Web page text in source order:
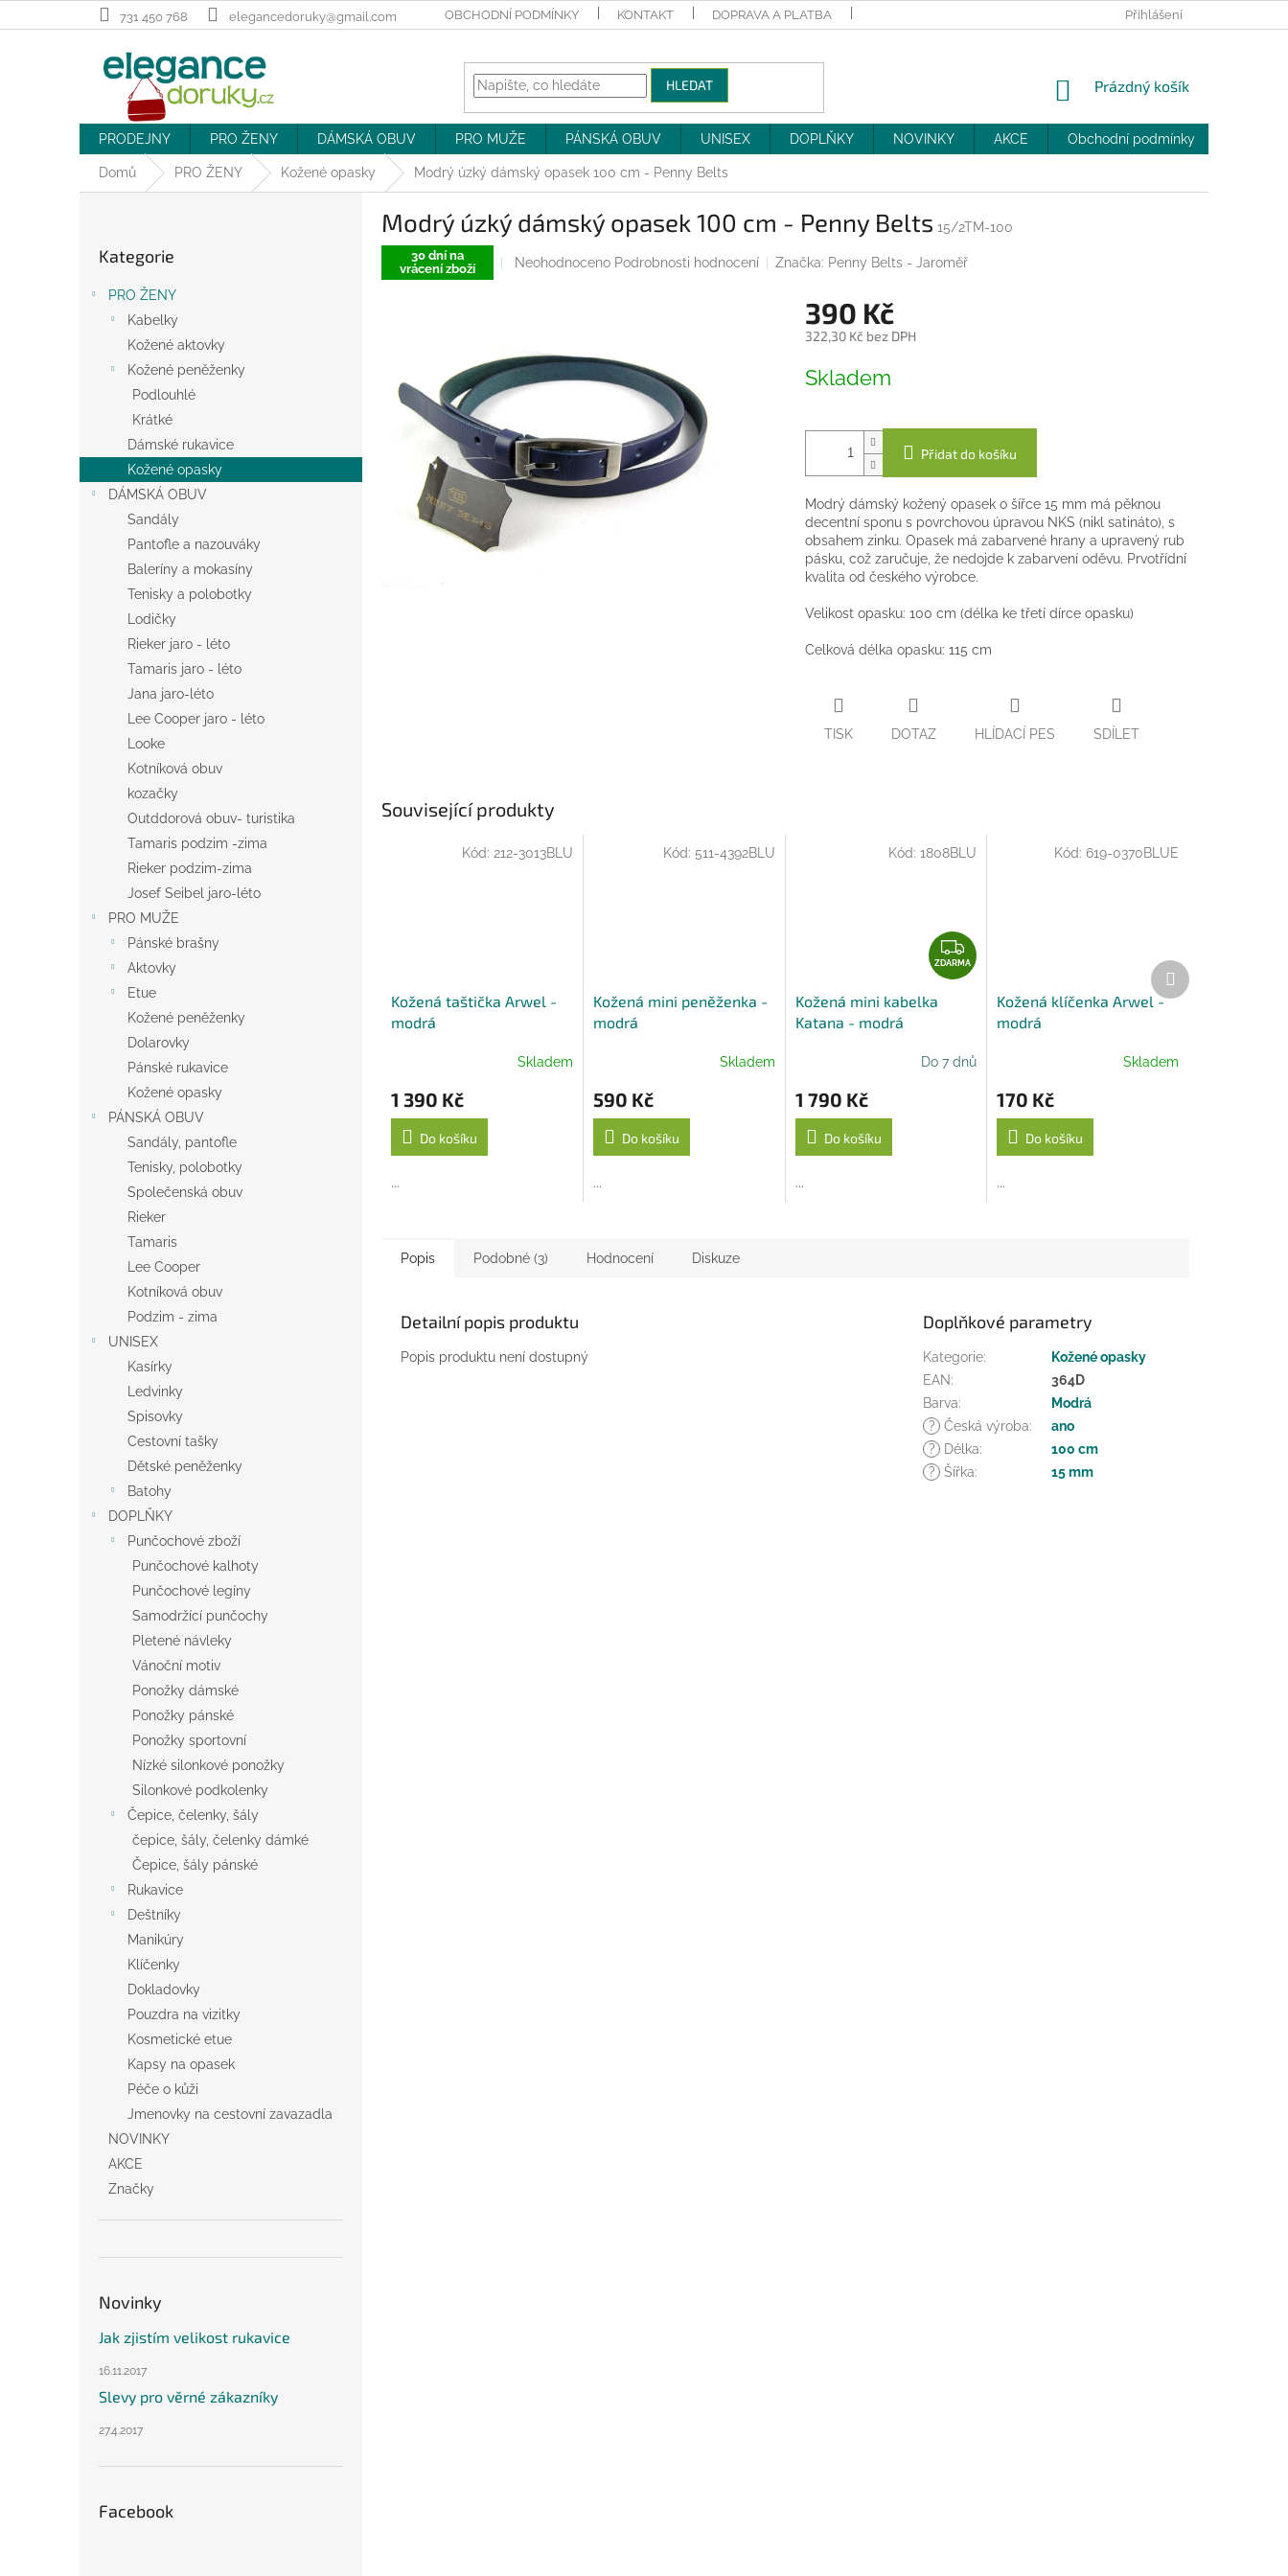
na
731 450 768 elegancedoruky@gmail.com OBCHODNÍ PODMÍNKY KONTAKT DOPRAVA A PLATBA MOJE OBJEDNÁVKA
Přihlášení
HLEDAT
NÁKUPNÍ
Prázdný košík
PRODEJNY PRO ŽENY DÁMSKÁ OBUV PRO MUŽE PÁNSKÁ OBUV UNISEX DOPLŇKY NOVINKY AKCE Obchodní podmínky
Domů PRO ŽENY Kožené opasky Modrý úzký dámský opasek 100 cm - Penny Belts
e
l
kategorie
Kategorie
PRO ŽENY
Kabelky
Kožené aktovky
Kožené peněženky
Podlouhlé
Krátké
Dámské rukavice
Kožené opasky
DÁMSKÁ OBUV
Sandály
Pantofle a nazouváky
Baleríny a mokasíny
Tenisky a polobotky
Lodičky
Rieker jaro - léto
Tamaris jaro - léto
Jana jaro-léto
Lee Cooper jaro - léto
Looke
Kotníková obuv
kozačky
Outddorová obuv- turistika
Tamaris podzim -zima
Rieker podzim-zima
Josef Seibel jaro-léto
PRO MUŽE
Pánské brašny
Aktovky
Etue
Kožené peněženky
Dolarovky
Pánské rukavice
Kožené opasky
PÁNSKÁ OBUV
Sandály, pantofle
Tenisky, polobotky
Společenská obuv
Rieker
Tamaris
Lee Cooper
Kotníková obuv
Podzim - zima
UNISEX
Kasírky
Ledvinky
Spisovky
Cestovní tašky
Dětské peněženky
Batohy
DOPLŇKY
Punčochové zboží
Punčochové kalhoty
Punčochové legíny
Samodržící punčochy
Pletené návleky
Vánoční motiv
Ponožky dámské
Ponožky pánské
Ponožky sportovní
Nízké silonkové ponožky
Silonkové podkolenky
Čepice, čelenky, šály
čepice, šály, čelenky dámké
Čepice, šály pánské
Rukavice
Deštníky
Manikúry
Klíčenky
Dokladovky
Pouzdra na vizitky
Kosmetické etue
Kapsy na opasek
Péče o kůži
Jmenovky na cestovní zavazadla
NOVINKY
AKCE
Značky
Novinky
Jak zjistím velikost rukavice
16.11.2017
Slevy pro věrné zákazníky
27.4.2017
Facebook
Modrý úzký dámský opasek 100 cm - Penny Belts 15/2TM-100
30 dní na
vrácení zboží
Průměrné
5
hvězdiček.
Neohodnoceno Podrobnosti hodnocení Značka: Penny Belts - Jaroměř
390 Kč
322,30 Kč bez DPH
cena:
Skladem
Přidat do košíku
Modrý dámský kožený opasek o šířce 15 mm má pěknou
decentní sponu s povrchovou úpravou NKS (nikl satináto), s
obsahem zinku. Opasek má zabarvené hrany a upravený rub
pásku, což zaručuje, že nedojde k zabarvení oděvu. Prvotřídní
kvalita od českého výrobce.
Velikost opasku: 100 cm (délka ke třetí dírce opasku)
Celková délka opasku: 115 cm
TISK DOTAZ HLÍDACÍ PES SDÍLET
Související produkty
Kožená taštička Arwel -
modrá
Skladem
1 390 Kč
Do košíku
...
Kód: 212-3013BLU
Kožená mini peněženka -
modrá
Skladem
590 Kč
Do košíku
...
Kód: 511-4392BLU
Z
D
A
ZDARMA
Kožená mini kabelka
Katana - modrá
Do 7 dnů
1 790 Kč
Do košíku
...
Kód:1808BLU
Kožená klíčenka Arwel -
modrá
Skladem
170 Kč
Do košíku
...
Kód: 619-0370BLUE
Další
produkt
Popis Podobné (3) Hodnocení Diskuze
Detailní popis produktu
Popis produktu není dostupný
Doplňkové parametry
Kategorie:
Kožené opasky
EAN:
364D
Barva:
Modrá
?
Česká výroba:
ano
?
Délka:
100 cm
?
Šířka: 15 mm